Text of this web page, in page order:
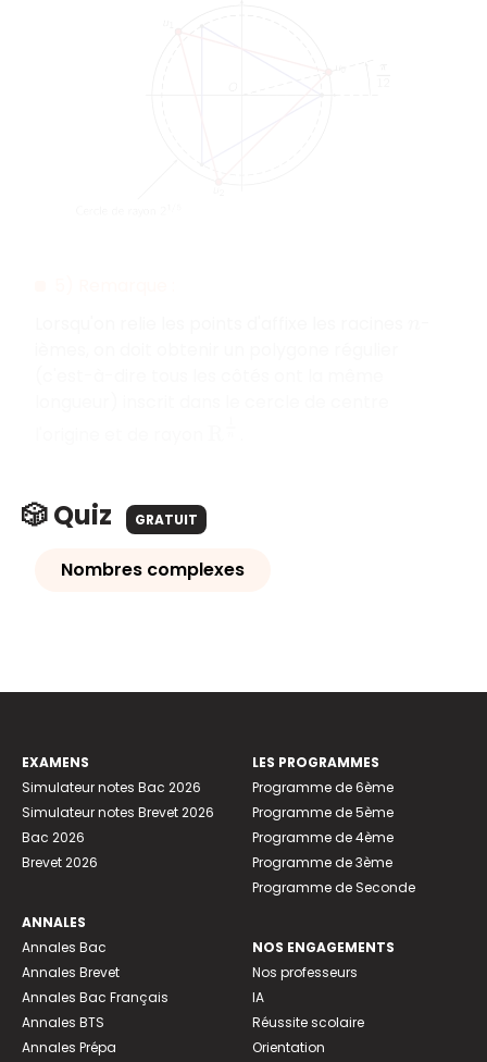
🎲 Quiz GRATUIT
Nombres complexes
EXAMENS
Simulateur notes Bac 2026
Simulateur notes Brevet 2026
Bac 2026
Brevet 2026
ANNALES
Annales Bac
Annales Brevet
Annales Bac Français
Annales BTS
Annales Prépa
LES PROGRAMMES
Programme de 6ème
Programme de 5ème
Programme de 4ème
Programme de 3ème
Programme de Seconde
NOS ENGAGEMENTS
Nos professeurs
IA
Réussite scolaire
Orientation